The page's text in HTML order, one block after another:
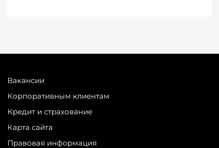
Вакансии
Корпоративным клиентам
Кредит и страхование
Карта сайта
Правовая информация